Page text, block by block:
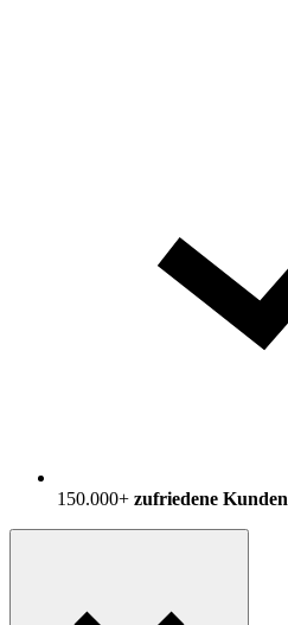
150.000+ zufriedene Kunden